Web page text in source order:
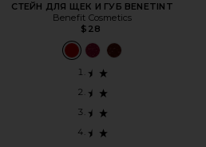
СТЕЙН ДЛЯ ЩЕК И ГУБ BENETINT
Benefit Cosmetics
$28